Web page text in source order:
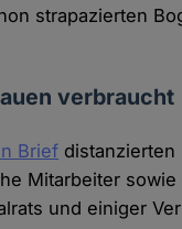
strapazierten
verbraucht
Brief distanzierten
Mitarbeiter
und einiger